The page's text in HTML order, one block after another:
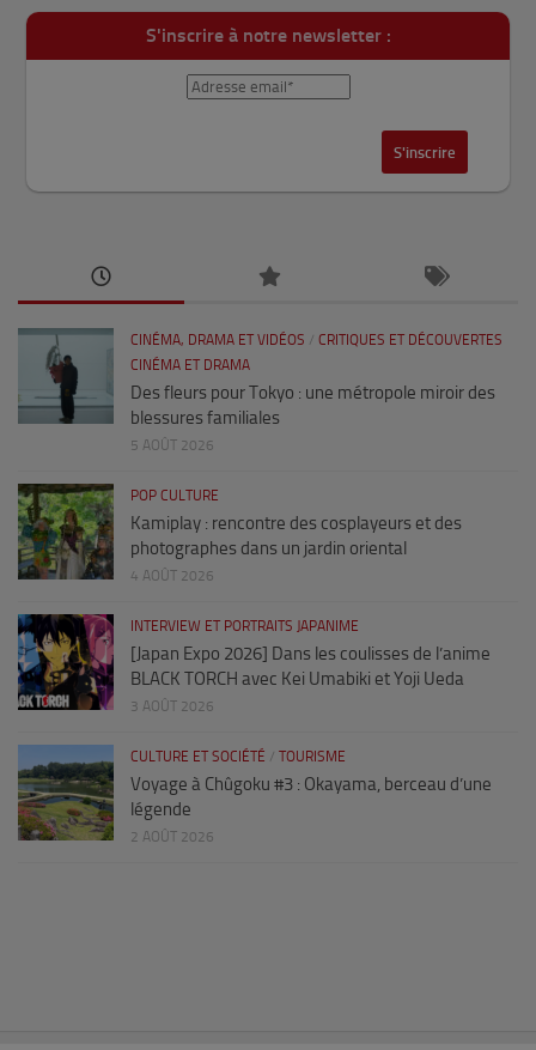
S'inscrire à notre newsletter :
CINÉMA, DRAMA ET VIDÉOS / CRITIQUES ET DÉCOUVERTES
CINÉMA ET DRAMA
Des fleurs pour Tokyo : une métropole miroir des
blessures familiales
5 AOÛT 2026
POP CULTURE
Kamiplay : rencontre des cosplayeurs et des
photographes dans un jardin oriental
4 AOÛT 2026
INTERVIEW ET PORTRAITS JAPANIME
[Japan Expo 2026] Dans les coulisses de l’anime
BLACK TORCH avec Kei Umabiki et Yoji Ueda
3 AOÛT 2026
CULTURE ET SOCIÉTÉ / TOURISME
Voyage à Chûgoku #3 : Okayama, berceau d’une
légende
2 AOÛT 2026